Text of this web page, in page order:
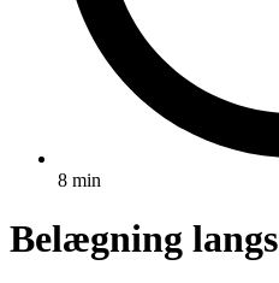
8 min
Belægning